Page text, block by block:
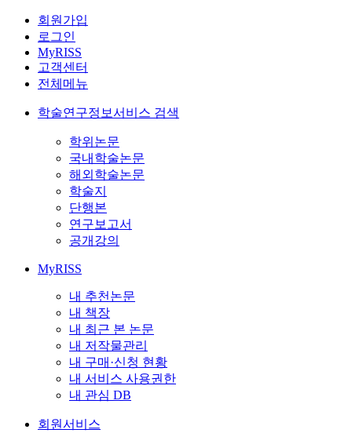
회원가입
로그인
MyRISS
고객센터
전체메뉴
학술연구정보서비스 검색
학위논문
국내학술논문
해외학술논문
학술지
단행본
연구보고서
공개강의
MyRISS
내 추천논문
내 책장
내 최근 본 논문
내 저작물관리
내 구매·신청 현황
내 서비스 사용권한
내 관심 DB
회원서비스